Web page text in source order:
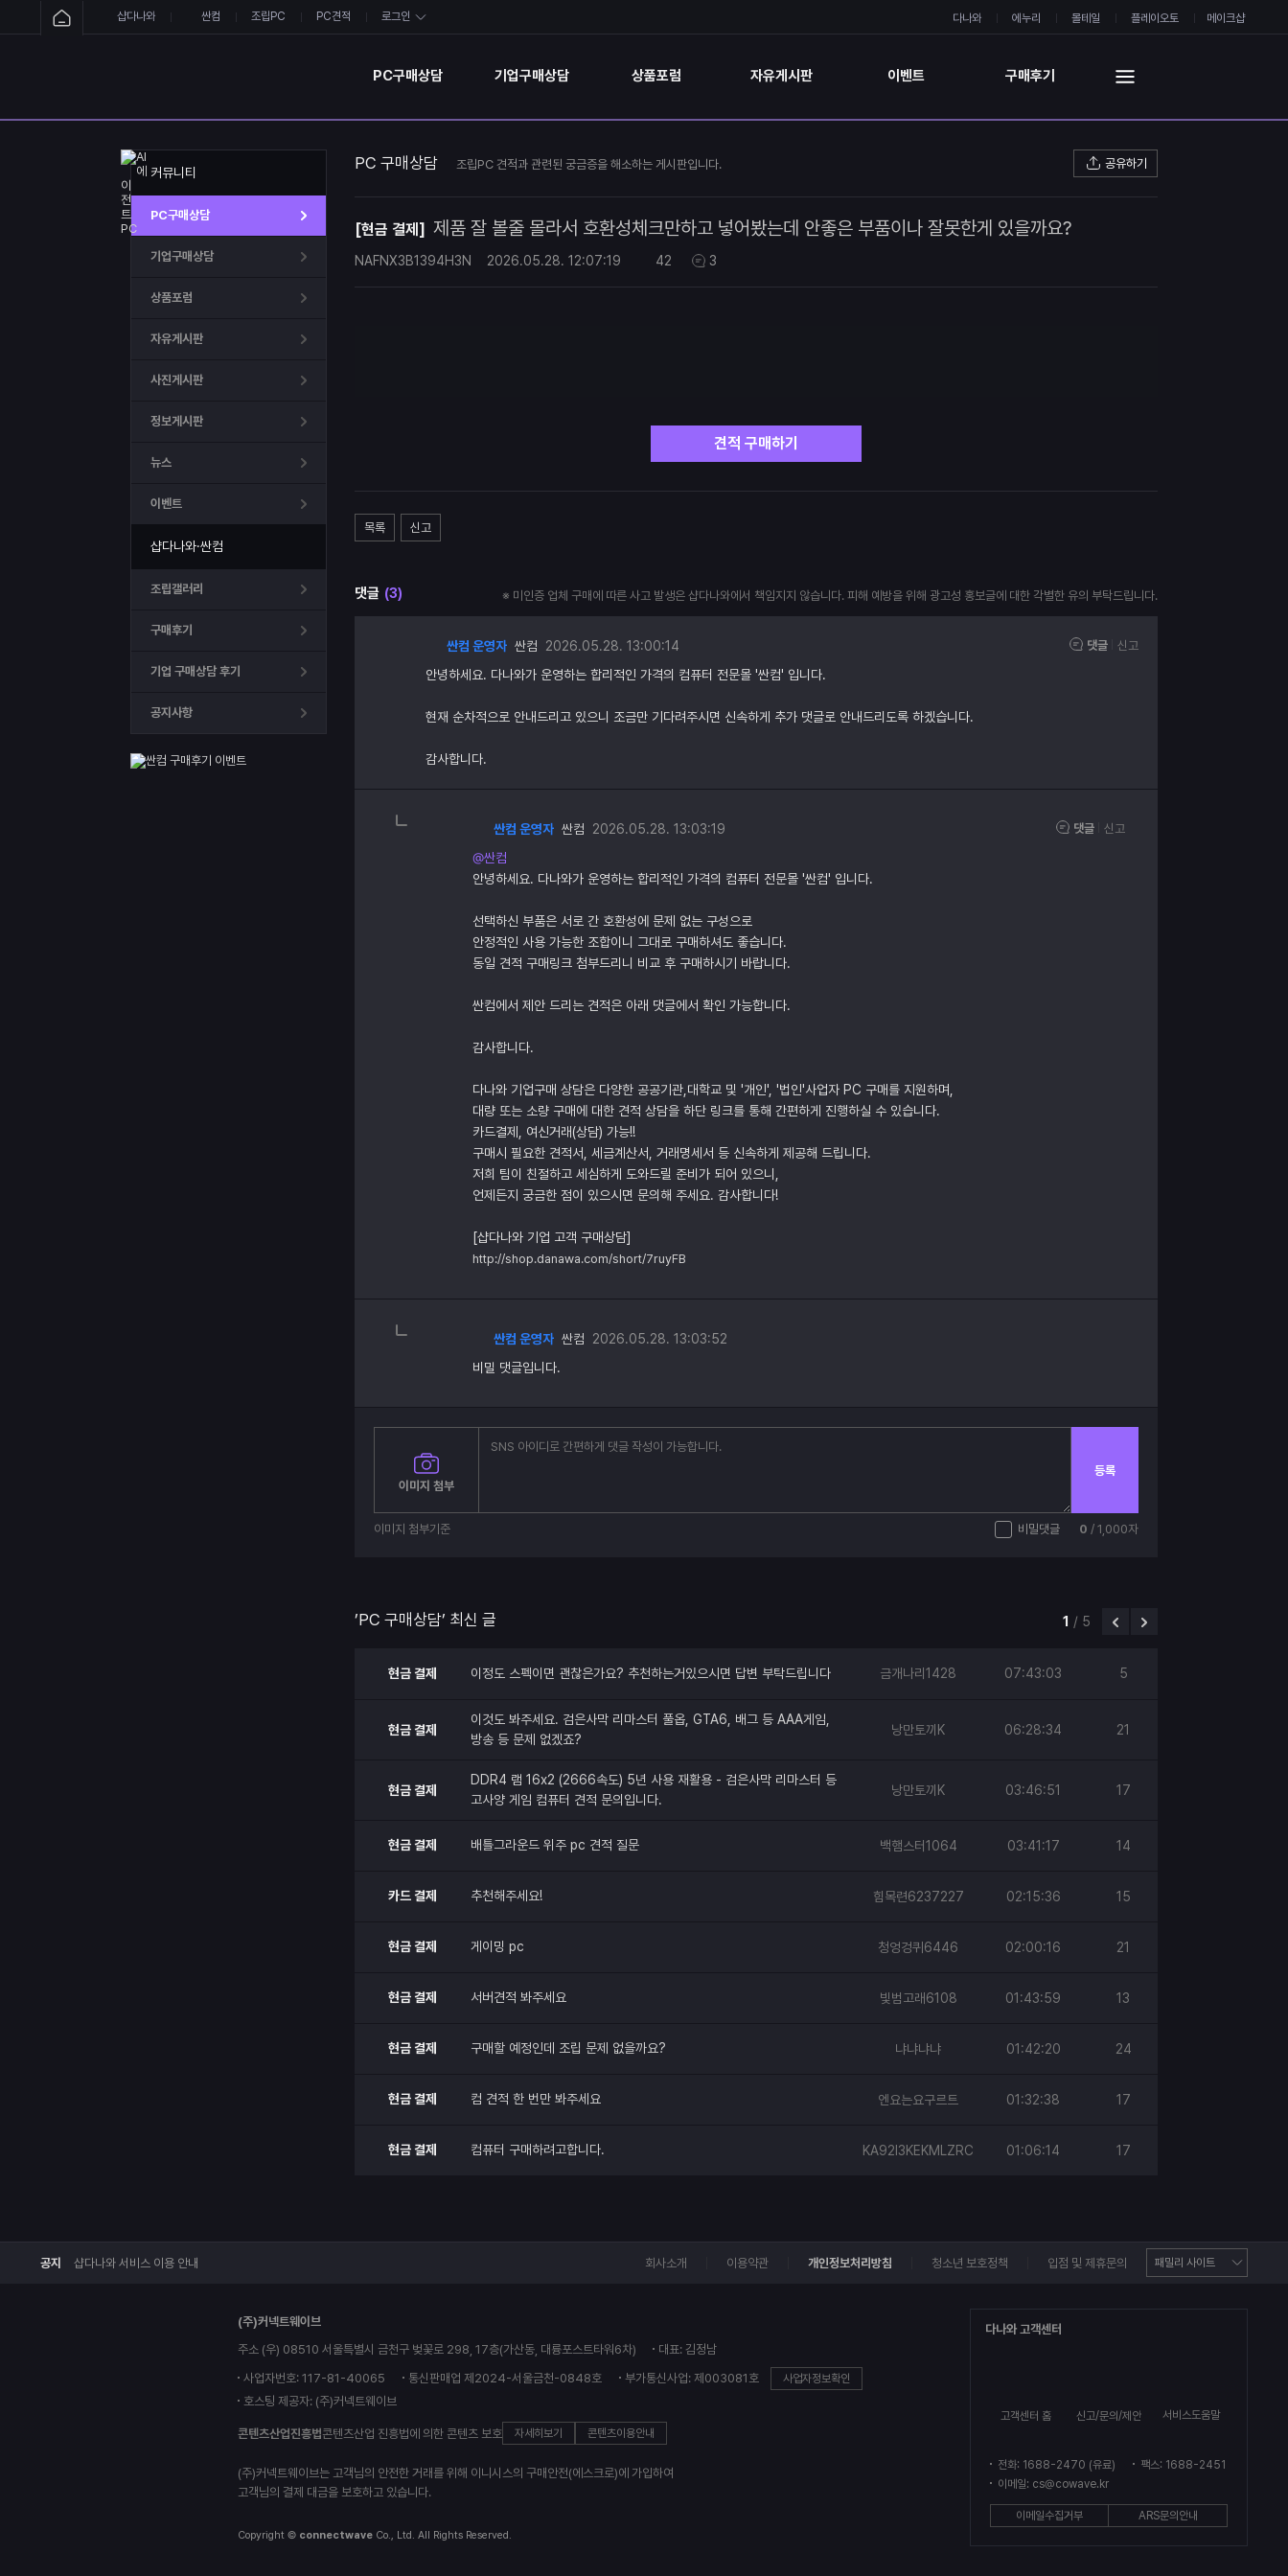
샵다나와 싼컴 조립PC PC견적 로그인 다나와 에누리 몰테일 플레이오토 메이크샵
PC구매상담 기업구매상담 상품포럼 자유게시판 이벤트 구매후기
커뮤니티
PC구매상담
기업구매상담
상품포럼
자유게시판
사진게시판
정보게시판
뉴스
이벤트
샵다나와·싼컴
조립갤러리
구매후기
기업 구매상담 후기
공지사항
PC 구매상담 조립PC 견적과 관련된 궁금증을 해소하는 게시판입니다. 공유하기
[현금 결제] 제품 잘 볼줄 몰라서 호환성체크만하고 넣어봤는데 안좋은 부품이나 잘못한게 있을까요?
NAFNX3B1394H3N 2026.05.28. 12:07:19 42 3
견적 구매하기
목록 신고
댓글 (3) ※ 미인증 업체 구매에 따른 사고 발생은 샵다나와에서 책임지지 않습니다. 피해 예방을 위해 광고성 홍보글에 대한 각별한 유의 부탁드립니다.
싼컴 운영자 싼컴 2026.05.28. 13:00:14 댓글 신고
안녕하세요. 다나와가 운영하는 합리적인 가격의 컴퓨터 전문몰 '싼컴' 입니다.
현재 순차적으로 안내드리고 있으니 조금만 기다려주시면 신속하게 추가 댓글로 안내드리도록 하겠습니다.
감사합니다.
싼컴 운영자 싼컴 2026.05.28. 13:03:19 댓글 신고
@싼컴
안녕하세요. 다나와가 운영하는 합리적인 가격의 컴퓨터 전문몰 '싼컴' 입니다.
선택하신 부품은 서로 간 호환성에 문제 없는 구성으로
안정적인 사용 가능한 조합이니 그대로 구매하셔도 좋습니다.
동일 견적 구매링크 첨부드리니 비교 후 구매하시기 바랍니다.
싼컴에서 제안 드리는 견적은 아래 댓글에서 확인 가능합니다.
감사합니다.
다나와 기업구매 상담은 다양한 공공기관,대학교 및 '개인', '법인'사업자 PC 구매를 지원하며,
대량 또는 소량 구매에 대한 견적 상담을 하단 링크를 통해 간편하게 진행하실 수 있습니다.
카드결제, 여신거래(상담) 가능!!
구매시 필요한 견적서, 세금계산서, 거래명세서 등 신속하게 제공해 드립니다.
저희 팀이 친절하고 세심하게 도와드릴 준비가 되어 있으니,
언제든지 궁금한 점이 있으시면 문의해 주세요. 감사합니다!
[샵다나와 기업 고객 구매상담]
http://shop.danawa.com/short/7ruyFB
싼컴 운영자 싼컴
2026.05.28. 13:03:52
비밀 댓글입니다.
이미지 첨부
등록
이미지 첨부기준 비밀댓글 0 / 1,000자
’PC 구매상담’ 최신 글 1 / 5
현금 결제 이정도 스펙이면 괜찮은가요? 추천하는거있으시면 답변 부탁드립니다 금개나리1428 07:43:03 5
현금 결제
이것도 봐주세요. 검은사막 리마스터 풀옵, GTA6, 배그 등 AAA게임,
방송 등 문제 없겠죠?
낭만토끼K 06:28:34 21
현금 결제
DDR4 램 16x2 (2666속도) 5년 사용 재활용 - 검은사막 리마스터 등
고사양 게임 컴퓨터 견적 문의입니다.
낭만토끼K 03:46:51 17
현금 결제 배틀그라운드 위주 pc 견적 질문 백햄스터1064 03:41:17 14
카드 결제 추천해주세요! 힘목련6237227 02:15:36 15
현금 결제 게이밍 pc 청엉겅퀴6446 02:00:16 21
현금 결제 서버견적 봐주세요 빛범고래6108 01:43:59 13
현금 결제 구매할 예정인데 조립 문제 없을까요? 냐냐냐냐 01:42:20 24
현금 결제 컴 견적 한 번만 봐주세요 엔요는요구르트 01:32:38 17
현금 결제 컴퓨터 구매하려고합니다. KA92I3KEKMLZRC 01:06:14 17
공지 샵다나와 서비스 이용 안내 회사소개 이용약관 개인정보처리방침 청소년 보호정책 입점 및 제휴문의
(주)커넥트웨이브
주소 (우) 08510 서울특별시 금천구 벚꽃로 298, 17층(가산동, 대륭포스트타워6차)
대표: 김정남
사업자번호: 117-81-40065
통신판매업 제2024-서울금천-0848호 부가통신사업: 제003081호 사업자정보확인
호스팅 제공자: (주)커넥트웨이브
콘텐츠산업진흥법콘텐츠산업 진흥법에 의한 콘텐츠 보호 자세히보기 콘텐츠이용안내
(주)커넥트웨이브는 고객님의 안전한 거래를 위해 이니시스의 구매안전(에스크로)에 가입하여
고객님의 결제 대금을 보호하고 있습니다.
Copyright © connectwave Co., Ltd. All Rights Reserved.
다나와 고객센터
고객센터 홈 신고/문의/제안 서비스도움말
전화: 1688-2470 (유료)
팩스: 1688-2451
이메일: cs@cowave.kr
이메일수집거부 ARS문의안내